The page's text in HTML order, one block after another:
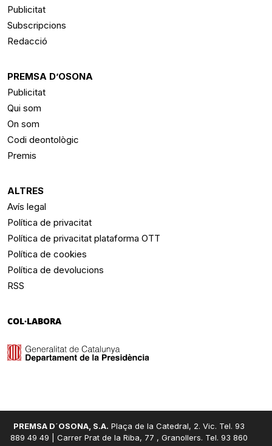
Publicitat
Subscripcions
Redacció
PREMSA D’OSONA
Publicitat
Qui som
On som
Codi deontològic
Premis
ALTRES
Avís legal
Política de privacitat
Política de privacitat plataforma OTT
Política de cookies
Política de devolucions
RSS
COL·LABORA
PREMSA D´OSONA, S.A. Plaça de la Catedral, 2. Vic. Tel. 93
889 49 49 | Carrer Prat de la Riba, 77 , Granollers. Tel. 93 860